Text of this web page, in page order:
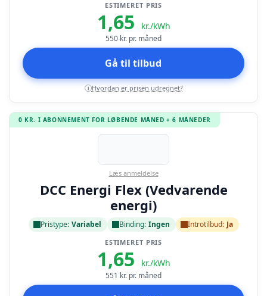
ESTIMERET PRIS
1,65 kr./kWh
550 kr. pr. måned
Gå til tilbud
i Hvordan er prisen udregnet?
0 KR. I ABONNEMENT FOR LØBENDE MÅNED + 6 MÅNEDER
Læs anmeldelse
DCC Energi Flex (Vedvarende
energi)
Pristype: Variabel Binding: Ingen Introtilbud: Ja
ESTIMERET PRIS
1,65 kr./kWh
551 kr. pr. måned